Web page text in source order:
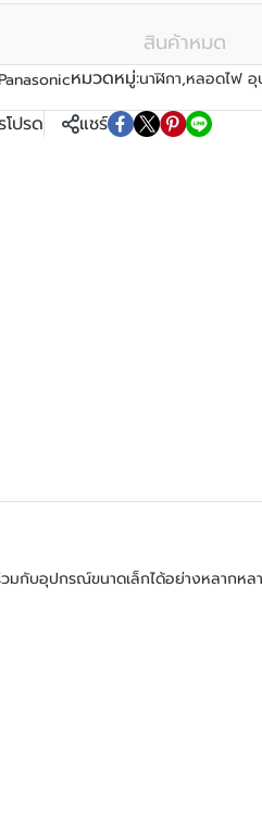
สินค้าหมด
Panasonicหมวดหมู่:นาฬิกา,หลอดไฟ
โปรด แชร์
วมกับอุปกรณ์ขนาดเล็กได้อย่างหลากห